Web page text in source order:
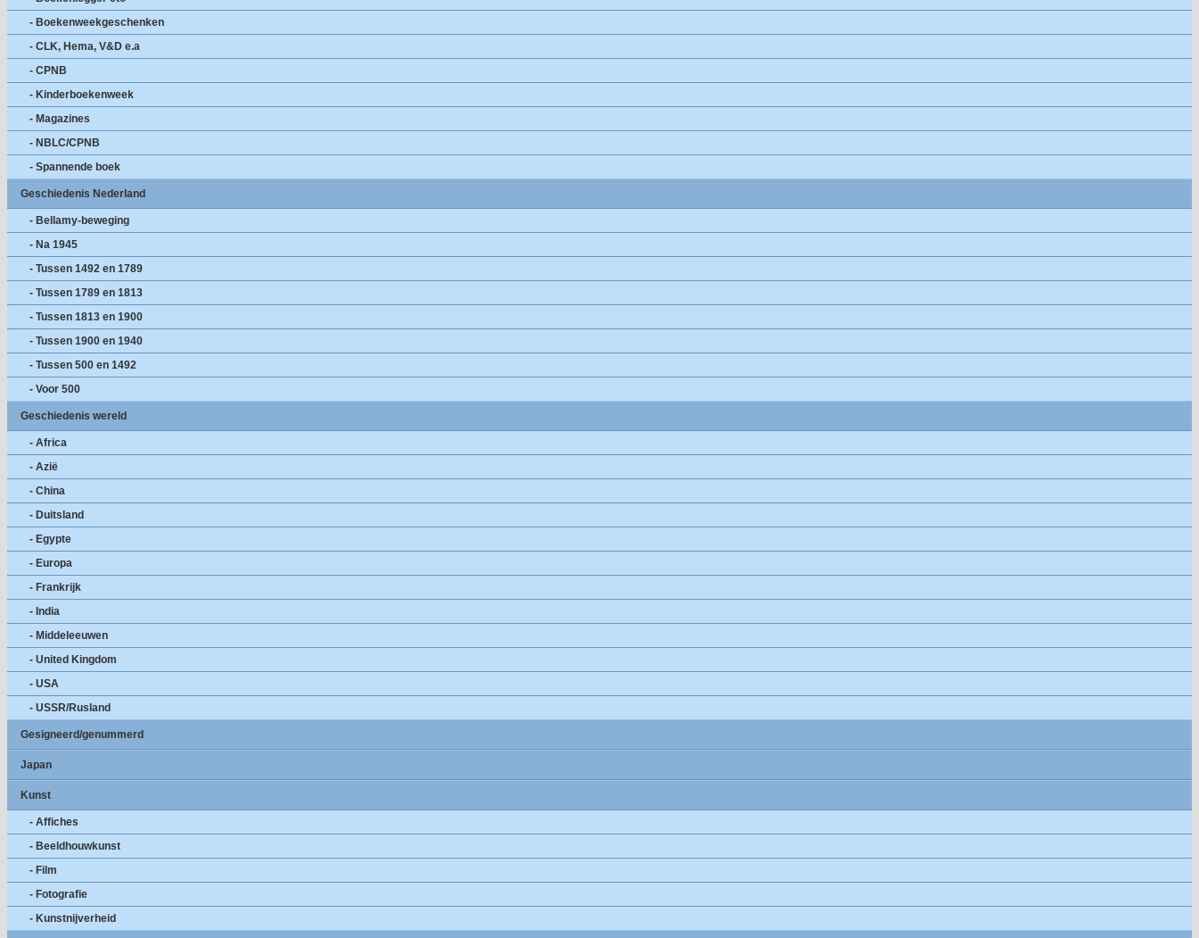
- Boekenweekgeschenken
- CLK, Hema, V&D e.a
- CPNB
- Kinderboekenweek
- Magazines
- NBLC/CPNB
- Spannende boek
Geschiedenis Nederland
- Bellamy-beweging
- Na 1945
- Tussen 1492 en 1789
- Tussen 1789 en 1813
- Tussen 1813 en 1900
- Tussen 1900 en 1940
- Tussen 500 en 1492
- Voor 500
Geschiedenis wereld
- Africa
- Azië
- China
- Duitsland
- Egypte
- Europa
- Frankrijk
- India
- Middeleeuwen
- United Kingdom
- USA
- USSR/Rusland
Gesigneerd/genummerd
Japan
Kunst
- Affiches
- Beeldhouwkunst
- Film
- Fotografie
- Kunstnijverheid